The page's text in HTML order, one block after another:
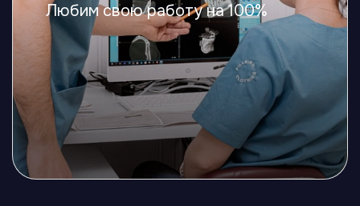
Любим свою работу на 100%